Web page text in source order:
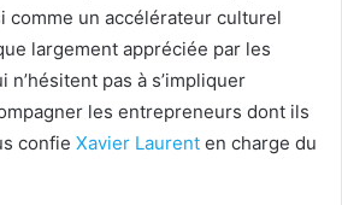
comme un accélérateur culturel
largement appréciée par les
pas à s’impliquer
les entrepreneurs dont ils
confie Xavier Laurent en charge du